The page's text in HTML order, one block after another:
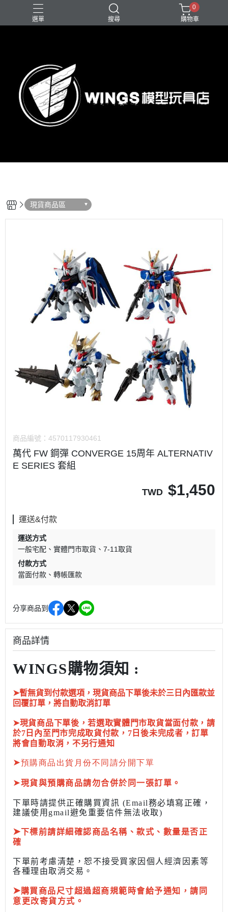
選單 搜尋
0
購物車
現貨商品區
商品編號： 4570117930461
萬代 FW 鋼彈 CONVERGE 15周年 ALTERNATIV
E SERIES 套組
TWD $1,450
運送&付款
運送方式
一般宅配
實體門市取貨
7-11取貨
付款方式
當面付款
轉帳匯款
分享商品到
商品詳情
WINGS購物須知 :
➤暫無貨到付款選項，現貨商品下單後未於三日內匯款並
回覆訂單，將自動取消訂單
➤現貨商品下單後，若選取實體門市取貨當面付款，請
於7日內至門市完成取貨付款，7日後未完成者，訂單
將會自動取消，不另行通知
➤預購商品出貨月份不同請分開下單
➤現貨與預購商品請勿合併於同一張訂單。
下單時請提供正確購買資訊 (Email務必填寫正確，
建議使用gmail避免重要信件無法收取)
➤下標前請詳細確認商品名稱、款式、數量是否正
確
下單前考慮清楚，恕不接受買家因個人經濟因素等
各種理由取消交易。
➤購買商品尺寸超過超商規範時會給予通知，請同
意更改寄貨方式。